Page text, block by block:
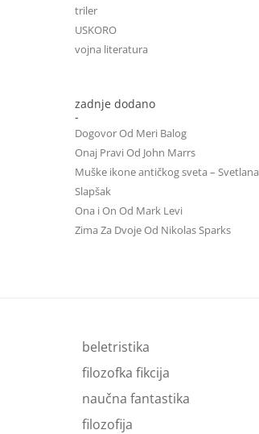
triler
USKORO
vojna literatura
zadnje dodano
-
Dogovor Od Meri Balog
Onaj Pravi Od John Marrs
Muške ikone antičkog sveta – Svetlana
Slapšak
Ona i On Od Mark Levi
Zima Za Dvoje Od Nikolas Sparks
beletristika
filozofka fikcija
naučna fantastika
filozofija